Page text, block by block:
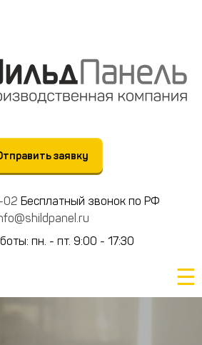
заявку
02 Бесплатный звонок по РФ
пн. - пт. 9:00 - 17:30
☰